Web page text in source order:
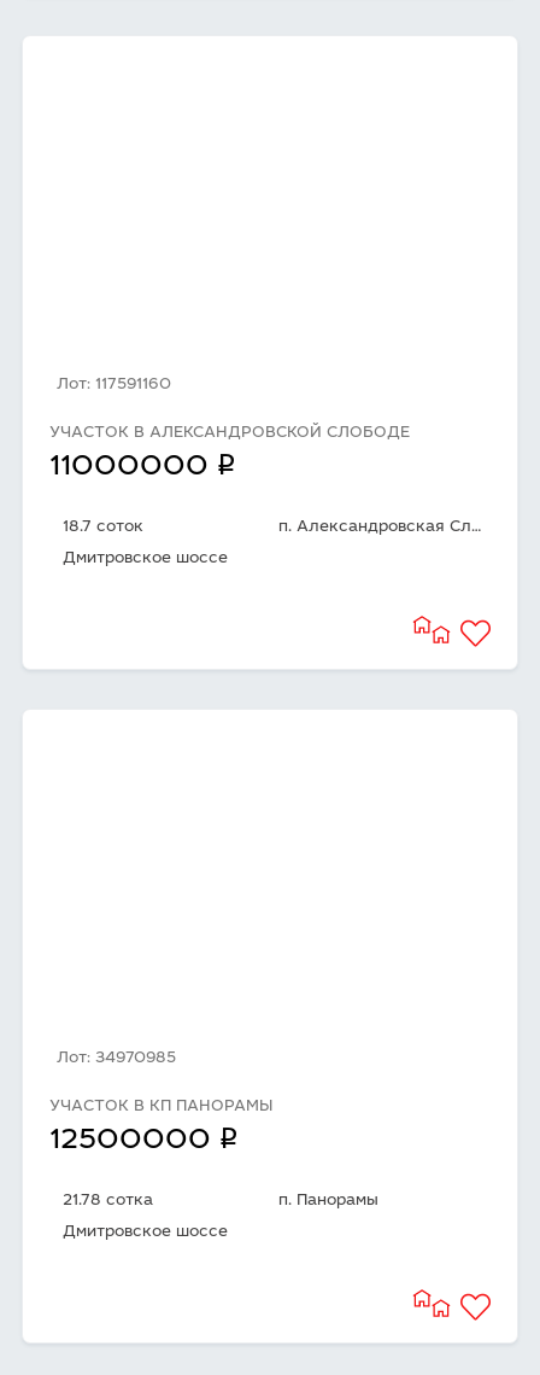
Лот: 117591160
УЧАСТОК В АЛЕКСАНДРОВСКОЙ СЛОБОДЕ
11000000 q
18.7 соток
п. Александровская Слобода
Дмитровское шоссе
Лот: 34970985
УЧАСТОК В КП ПАНОРАМЫ
12500000 q
21.78 сотка
п. Панорамы
Дмитровское шоссе